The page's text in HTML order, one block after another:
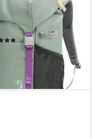
20,
für Kinder,
komfortabel
(4)
€
- in 6-8 Werktagen bei dir